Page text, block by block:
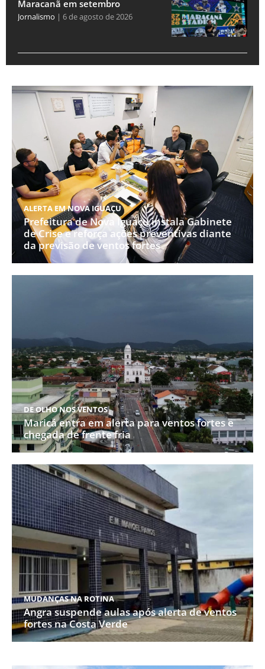
Maracanã em setembro
Jornalismo 6 de agosto de 2026
ALERTA EM NOVA IGUAÇU
Prefeitura de Nova Iguaçu instala Gabinete
de Crise e reforça ações preventivas diante
da previsão de ventos fortes
DE OLHO NOS VENTOS
Maricá entra em alerta para ventos fortes e
chegada de frente fria
MUDANÇAS NA ROTINA
Angra suspende aulas após alerta de ventos
fortes na Costa Verde